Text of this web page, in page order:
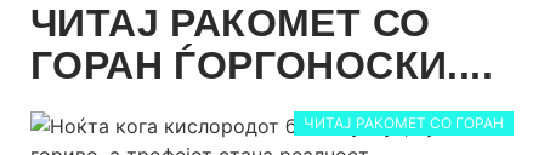
ЧИТАЈ РАКОМЕТ СО
ГОРАН ЃОРГОНОСКИ....
ЧИТАЈ РАКОМЕТ СО ГОРАН